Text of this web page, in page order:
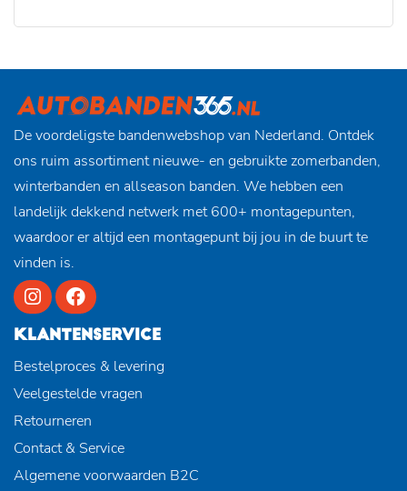
De voordeligste bandenwebshop van Nederland. Ontdek
ons ruim assortiment nieuwe- en gebruikte zomerbanden,
winterbanden en allseason banden. We hebben een
landelijk dekkend netwerk met 600+ montagepunten,
waardoor er altijd een montagepunt bij jou in de buurt te
vinden is.
KLANTENSERVICE
Bestelproces & levering
Veelgestelde vragen
Retourneren
Contact & Service
Algemene voorwaarden B2C